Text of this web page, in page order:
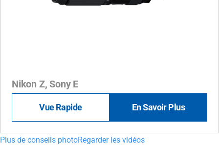
Nikon Z, Sony E
Vue Rapide En Savoir Plus
Plus de conseils photoRegarder les vidéos